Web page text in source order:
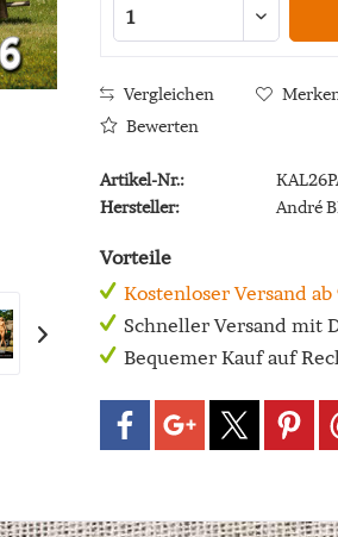
Vergleichen
Bewerten
Artikel-Nr.:
Hersteller:
André
Vorteile
Kostenloser Versand ab
Schneller Versand mit
Bequemer Kauf auf